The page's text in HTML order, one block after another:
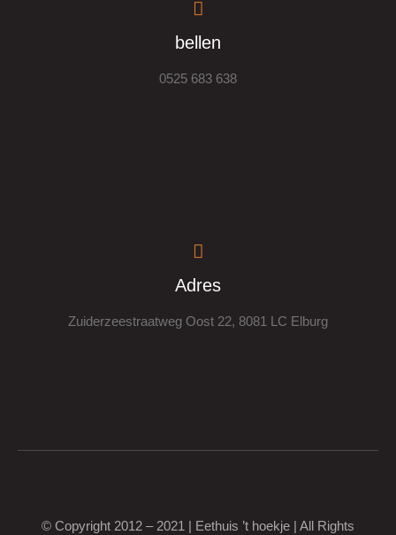
bellen
0525 683 638
Adres
Zuiderzeestraatweg Oost 22, 8081 LC Elburg
© Copyright 2012 – 2021 | Eethuis ’t hoekje | All Rights